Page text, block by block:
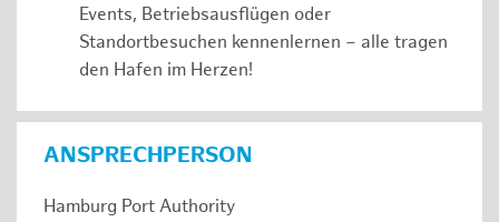
Events, Betriebsausflügen oder
Standortbesuchen kennenlernen – alle tragen
den Hafen im Herzen!
ANSPRECHPERSON
Hamburg Port Authority